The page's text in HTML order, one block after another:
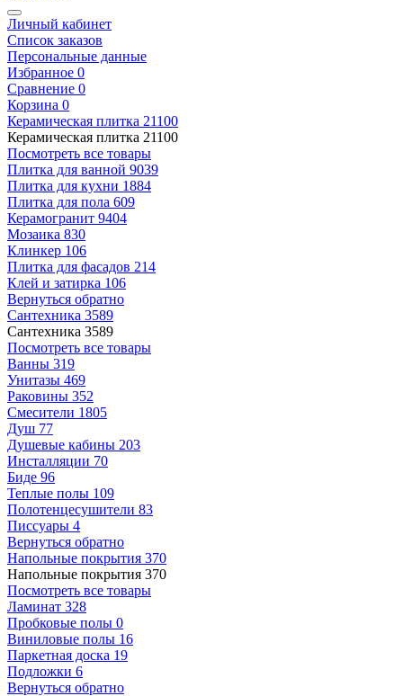
Личный кабинет
Список заказов
Персональные данные
Избранное 0
Сравнение 0
Корзина 0
Керамическая плитка 21100
Керамическая плитка 21100
Посмотреть все товары
Плитка для ванной 9039
Плитка для кухни 1884
Плитка для пола 609
Керамогранит 9404
Мозаика 830
Клинкер 106
Плитка для фасадов 214
Клей и затирка 106
Вернуться обратно
Сантехника 3589
Сантехника 3589
Посмотреть все товары
Ванны 319
Унитазы 469
Раковины 352
Смесители 1805
Душ 77
Душевые кабины 203
Инсталляции 70
Биде 96
Теплые полы 109
Полотенцесушители 83
Писсуары 4
Вернуться обратно
Напольные покрытия 370
Напольные покрытия 370
Посмотреть все товары
Ламинат 328
Пробковые полы 0
Виниловые полы 16
Паркетная доска 19
Подложки 6
Вернуться обратно